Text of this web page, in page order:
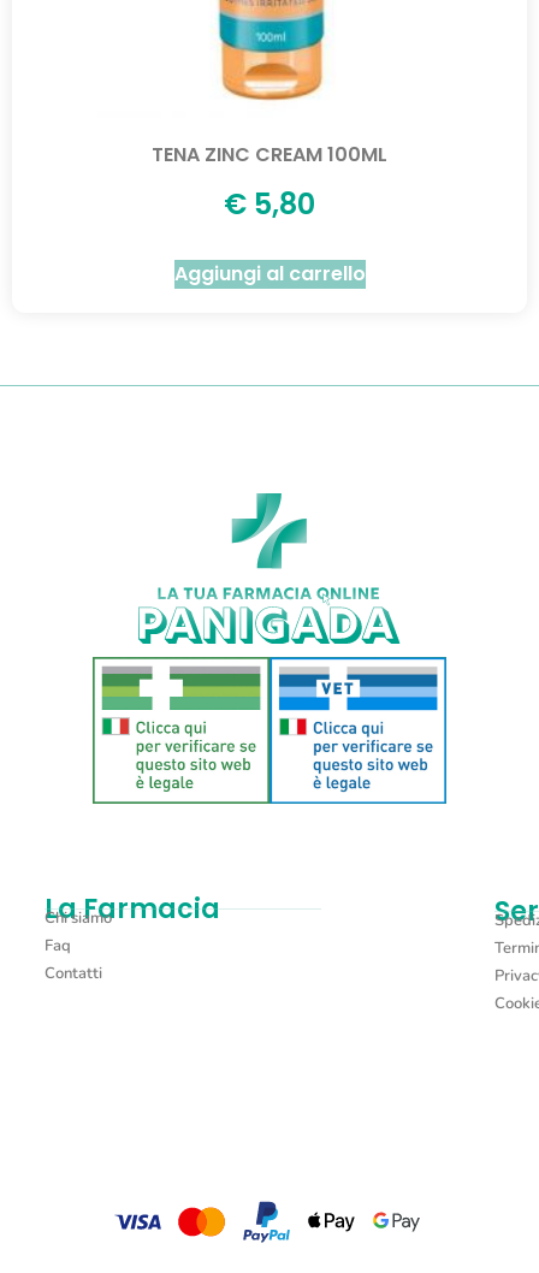
TENA ZINC CREAM 100ML
€ 5,80
Aggiungi al carrello
La Farmacia
Chi siamo
Faq
Contatti